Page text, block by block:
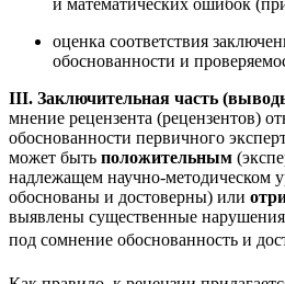
и математических ошибок
оценка соответствия
обоснованности и
III. Заключительная часть
мнение рецензента (рецензентов)
обоснованности первичного
может быть положительным
надлежащем научно-методическом
обоснованы и достоверны) или
выявлены существенные
под сомнение обоснованность и